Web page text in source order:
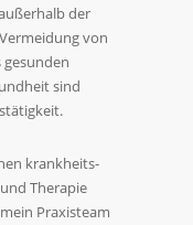
der
von
sind
krankheits-
Therapie
Praxisteam